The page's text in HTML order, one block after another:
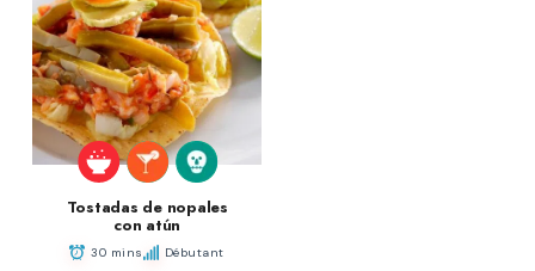
Tostadas de nopales
con atún
30 mins Débutant